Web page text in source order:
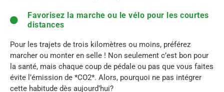
Favorisez la marche ou le vélo pour les courtes
distances
Pour les trajets de trois kilomètres ou moins, préférez
marcher ou monter en selle ! Non seulement c’est bon pour
la santé, mais chaque coup de pédale ou pas que vous faites
évite l’émission de *CO2*. Alors, pourquoi ne pas intégrer
cette habitude dès aujourd’hui?